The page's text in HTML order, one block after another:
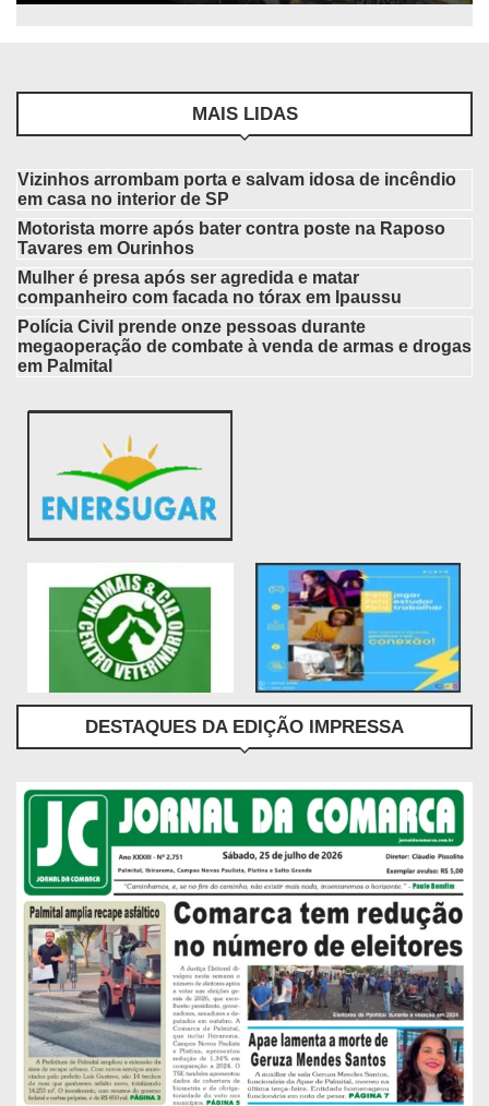
MAIS LIDAS
Vizinhos arrombam porta e salvam idosa de incêndio
em casa no interior de SP
Motorista morre após bater contra poste na Raposo
Tavares em Ourinhos
Mulher é presa após ser agredida e matar
companheiro com facada no tórax em Ipaussu
Polícia Civil prende onze pessoas durante
megaoperação de combate à venda de armas e drogas
em Palmital
DESTAQUES DA EDIÇÃO IMPRESSA